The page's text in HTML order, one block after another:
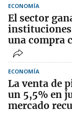
ECONOMÍA
El sector
instituciones
una compra
ECONOMÍA
La venta de
un 5,5% en
mercado